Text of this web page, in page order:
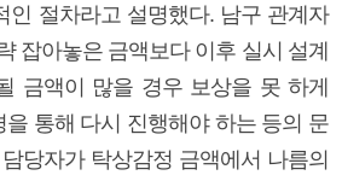
인 절차라고 설명했다. 남구 관계자
잡아놓은 금액보다 이후 실시 설계
금액이 많을 경우 보상을 못 하게
을 통해 다시 진행해야 하는 등의 문
당자가 탁상감정 금액에서 나름의